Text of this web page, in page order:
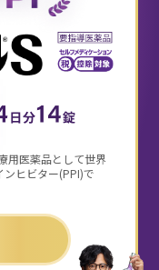
用医薬品として世界
ヒビター(PPI)で